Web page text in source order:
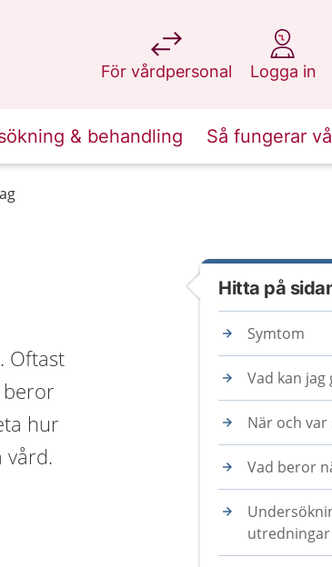
För vårdpersonal
på 1177.se
Logga in
på 1177.se
& behandling Så fungerar
Oftast
beror
hur
vård.
Hitta på
Symtom
Vad kan jag
När och var
Vad beror
utredningar